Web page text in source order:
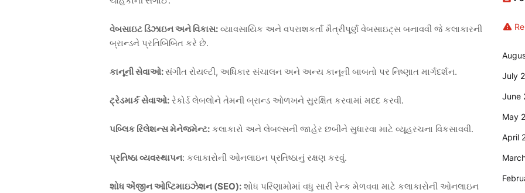
વેબસાઇટ ડિઝાઇન અને વિકાસ: વ્યાવસાયિક અને વપરાશકર્તા મૈત્રીપૂર્ણ વેબસાઇટ્સ બનાવવી જે કલાકારની
બ્રાન્ડને પ્રતિબિંબિત કરે છે.
કાનૂની સેવાઓ:સંગીત રોયલ્ટી, અધિકાર સંચાલન અને અન્ય કાનૂની બાબતો પર નિષ્ણાત માર્ગદર્શન.
ટ્રેડમાર્ક સેવાઓ: રેકોર્ડ લેબલોને તેમની બ્રાન્ડ ઓળખને સુરક્ષિત કરવામાં મદદ કરવી.
પબ્લિક રિલેશન્સ મેનેજમેન્ટ: કલાકારો અને લેબલ્સની જાહેર છબીને સુધારવા માટે વ્યૂહરચના વિકસાવવી.
પ્રતિષ્ઠા વ્યવસ્થાપન: કલાકારોની ઓનલાઇન પ્રતિષ્ઠાનું રક્ષણ કરવું.
શોધ એંજીન ઓપ્ટિમાઇઝેશન (SEO): શોધ પરિણામોમાં વધુ સારી રેન્ક મેળવવા માટે કલાકારોની ઓનલાઇન
July
June
May
April